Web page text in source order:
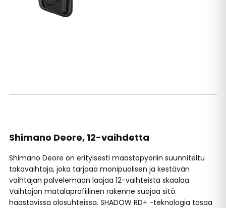
Shimano Deore, 12-vaihdetta
Shimano Deore on erityisesti maastopyöriin suunniteltu
takavaihtaja, joka tarjoaa monipuolisen ja kestävän
vaihtajan palvelemaan laajaa 12-vaihteista skaalaa.
Vaihtajan matalaprofiilinen rakenne suojaa sitä
haastavissa olosuhteissa. SHADOW RD+ -teknologia tasaa